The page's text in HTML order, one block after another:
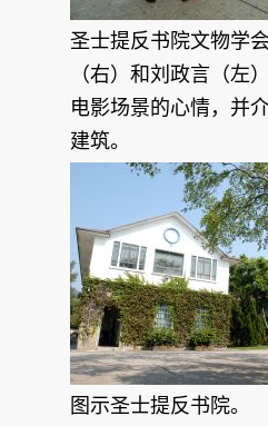
圣士提反书院文物学
（右）和刘政言（左
电影场景的心情，并
建筑。
图示圣士提反书院。